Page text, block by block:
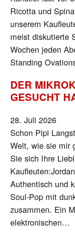
Ricotta und
unserem
meist diskutierte
Wochen jeden
Standing
DER
GESUCHT
28. Juli 2026
Schon Pipi
Welt, wie sie mir
Sie sich Ihre
Authentisch und
Soul-Pop mit
zusammen. Ein
elektronischen…